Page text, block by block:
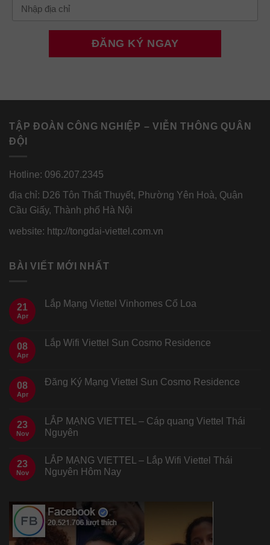
TẬP ĐOÀN CÔNG NGHIỆP – VIỄN THÔNG QUÂN
ĐỘI
Hotline: 096.207.2345
địa chỉ: D26 Tôn Thất Thuyết, Phường Yên Hoà, Quận
Cầu Giấy, Thành phố Hà Nội
website: http://tongdai-viettel.com.vn
BÀI VIẾT MỚI NHẤT
21
Apr
Lắp Mạng Viettel Vinhomes Cổ Loa
08
Apr
Lắp Wifi Viettel Sun Cosmo Residence
08
Apr
Đăng Ký Mạng Viettel Sun Cosmo Residence
23
Nov
LẮP MẠNG VIETTEL – Cáp quang Viettel Thái
Nguyên
23
Nov
LẮP MẠNG VIETTEL – Lắp Wifi Viettel Thái
Nguyên Hôm Nay